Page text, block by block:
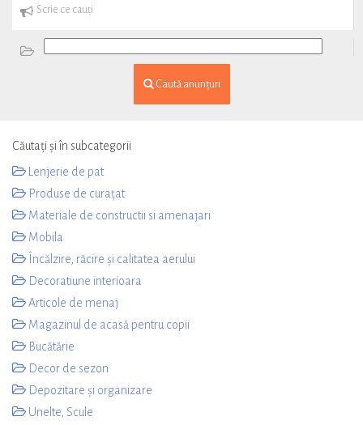
Caută anunțuri
Căutați și în subcategorii
Lenjerie de pat
Produse de curațat
Materiale de constructii si amenajari
Mobila
Încălzire, răcire și calitatea aerului
Decoratiune interioara
Articole de menaj
Magazinul de acasă pentru copii
Bucătărie
Decor de sezon
Depozitare și organizare
Unelte, Scule